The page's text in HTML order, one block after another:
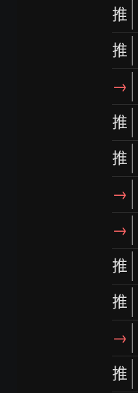
推
推
→
推
推
→
→
推
推
→
推